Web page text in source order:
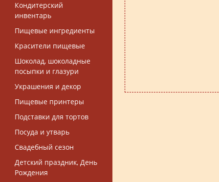
Кондитерский
инвентарь
Пищевые ингредиенты
Красители пищевые
Шоколад, шоколадные
посыпки и глазури
Украшения и декор
Пищевые принтеры
Подставки для тортов
Посуда и утварь
Свадебный сезон
Детский праздник, День
Рождения